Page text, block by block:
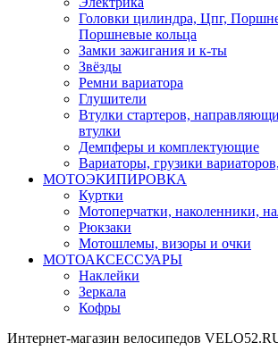
Головки цилиндра, Цпг,
Поршневые кольца
Замки зажигания и к-ты
Звёзды
Ремни вариатора
Глушители
Втулки стартеров,
втулки
Демпферы и комплектующие
Вариаторы, грузики
МОТОЭКИПИРОВКА
Куртки
Мотоперчатки, наколенники,
Рюкзаки
Мотошлемы, визоры и очки
МОТОАКСЕССУАРЫ
Наклейки
Зеркала
Кофры
Интернет-магазин велосипедов